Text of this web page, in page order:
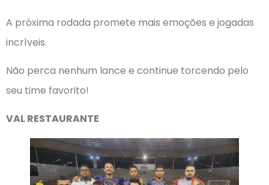
A próxima rodada promete mais emoções e jogadas
incríveis.
Não perca nenhum lance e continue torcendo pelo
seu time favorito!
VAL RESTAURANTE